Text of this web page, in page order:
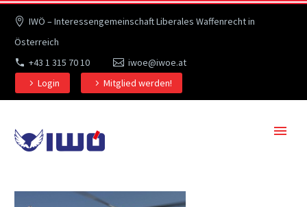
IWÖ – Interessengemeinschaft Liberales Waffenrecht in
Österreich
+43 1 315 70 10
iwoe@iwoe.at
Login
Mitglied werden!